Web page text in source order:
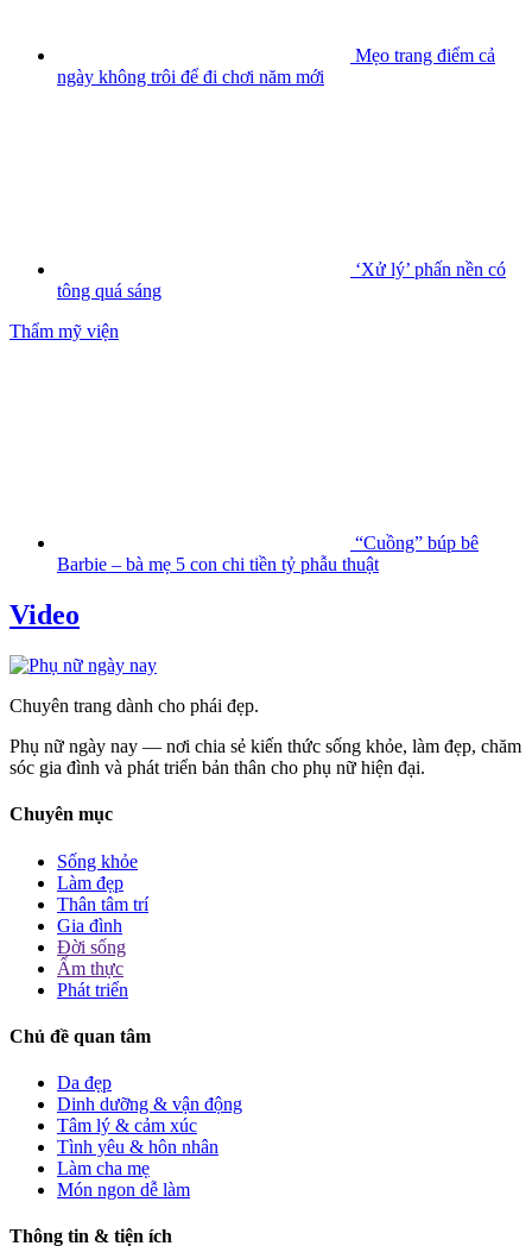
Mẹo trang điểm cả
ngày không trôi để đi chơi năm mới
‘Xử lý’ phấn nền có
tông quá sáng
Thẩm mỹ viện
“Cuồng” búp bê
Barbie – bà mẹ 5 con chi tiền tỷ phẫu thuật
Video
Chuyên trang dành cho phái đẹp.
Phụ nữ ngày nay — nơi chia sẻ kiến thức sống khỏe, làm đẹp, chăm
sóc gia đình và phát triển bản thân cho phụ nữ hiện đại.
Chuyên mục
Sống khỏe
Làm đẹp
Thân tâm trí
Gia đình
Đời sống
Ẩm thực
Phát triển
Chủ đề quan tâm
Da đẹp
Dinh dưỡng & vận động
Tâm lý & cảm xúc
Tình yêu & hôn nhân
Làm cha mẹ
Món ngon dễ làm
Thông tin & tiện ích